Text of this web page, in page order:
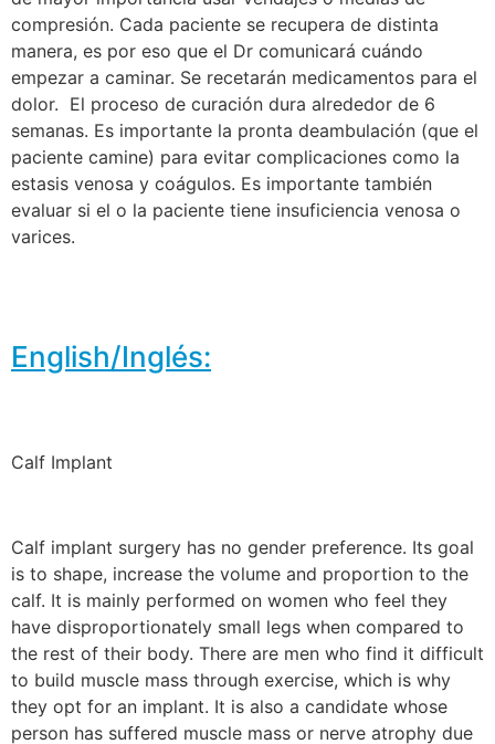
compresión. Cada paciente se recupera de distinta
manera, es por eso que el Dr comunicará cuándo
empezar a caminar. Se recetarán medicamentos para el
dolor. El proceso de curación dura alrededor de 6
semanas. Es importante la pronta deambulación (que el
paciente camine) para evitar complicaciones como la
estasis venosa y coágulos. Es importante también
evaluar si el o la paciente tiene insuficiencia venosa o
varices.
English/Inglés:
Calf Implant
Calf implant surgery has no gender preference. Its goal
is to shape, increase the volume and proportion to the
calf. It is mainly performed on women who feel they
have disproportionately small legs when compared to
the rest of their body. There are men who find it difficult
to build muscle mass through exercise, which is why
they opt for an implant. It is also a candidate whose
person has suffered muscle mass or nerve atrophy due